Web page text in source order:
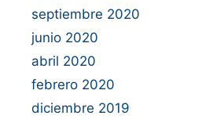
septiembre 2020
junio 2020
abril 2020
febrero 2020
diciembre 2019